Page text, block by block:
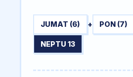
JUMAT (6) + PON (7)
NEPTU 13